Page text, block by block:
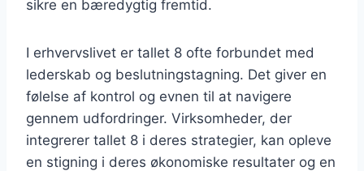
sikre en bæredygtig fremtid.
I erhvervslivet er tallet 8 ofte forbundet med
lederskab og beslutningstagning. Det giver en
følelse af kontrol og evnen til at navigere
gennem udfordringer. Virksomheder, der
integrerer tallet 8 i deres strategier, kan opleve
en stigning i deres økonomiske resultater og en